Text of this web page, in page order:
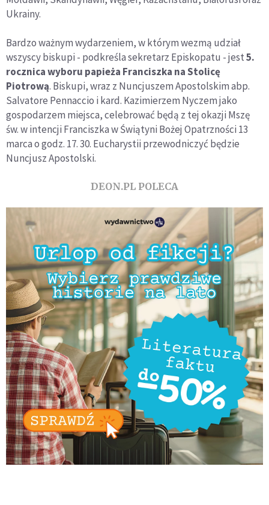
Ukrainy.
Bardzo ważnym wydarzeniem, w którym wezmą udział
wszyscy biskupi - podkreśla sekretarz Episkopatu - jest5.
rocznica wyboru papieża Franciszka na Stolicę
Piotrową. Biskupi, wraz z Nuncjuszem Apostolskim abp.
Salvatore Pennaccio i kard. Kazimierzem Nyczem jako
gospodarzem miejsca, celebrować będą z tej okazji Mszę
św. w intencji Franciszka w Świątyni Bożej Opatrzności 13
marca o godz. 17. 30. Eucharystii przewodniczyć będzie
Nuncjusz Apostolski.
DEON.PL POLECA